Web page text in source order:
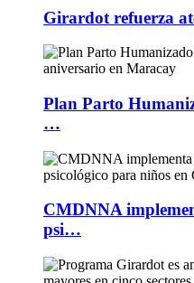
Girardot refuerza
Plan Parto
…
CMDNNA
psi…